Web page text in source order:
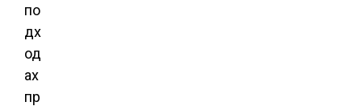
по
дх
од
ах
пр